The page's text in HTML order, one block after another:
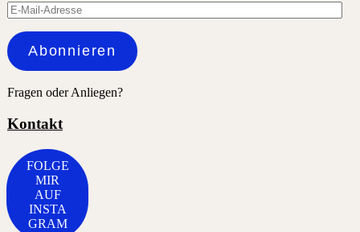
E-
Mail-
Adresse
Abonnieren
Fragen oder Anliegen?
Kontakt
FOLGE
MIR
AUF
INSTA
GRAM